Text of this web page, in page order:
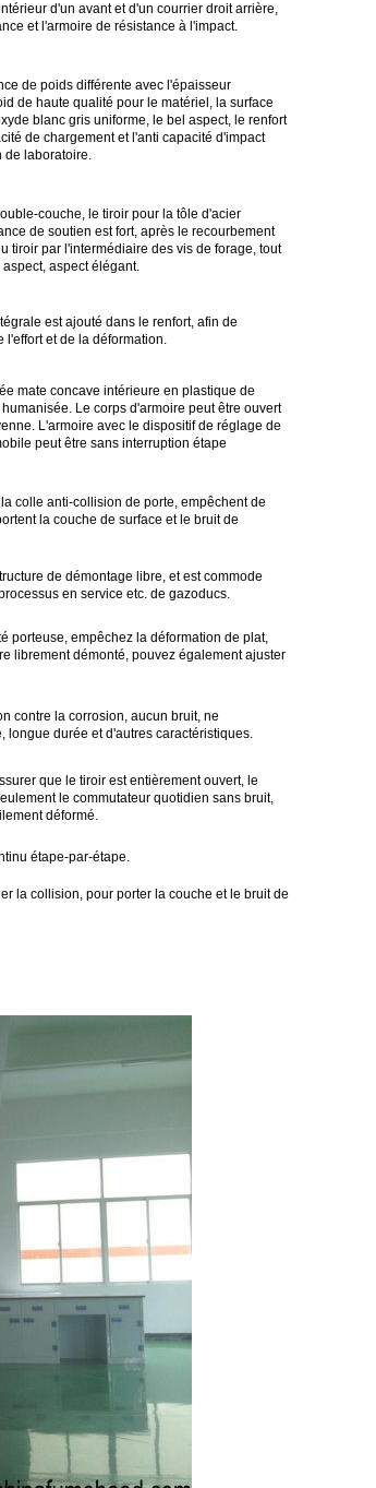
d'un avant et d'un courrier droit arrière,
et l'armoire de résistance à l'impact.
de poids différente avec l'épaisseur
de haute qualité pour le matériel, la surface
blanc gris uniforme, le bel aspect, le renfort
de chargement et l'anti capacité d'impact
de laboratoire.
couche, le tiroir pour la tôle d'acier
de soutien est fort, après le recourbement
tiroir par l'intermédiaire des vis de forage, tout
aspect élégant.
est ajouté dans le renfort, afin de
l'effort et de la déformation.
mate concave intérieure en plastique de
Le corps d'armoire peut être ouvert
L'armoire avec le dispositif de réglage de
peut être sans interruption étape
colle anti-collision de porte, empêchent de
la couche de surface et le bruit de
de démontage libre, et est commode
en service etc. de gazoducs.
porteuse, empêchez la déformation de plat,
librement démonté, pouvez également ajuster
contre la corrosion, aucun bruit, ne
longue durée et d'autres caractéristiques.
que le tiroir est entièrement ouvert, le
le commutateur quotidien sans bruit,
déformé.
étape-par-étape.
la collision, pour porter la couche et le bruit de